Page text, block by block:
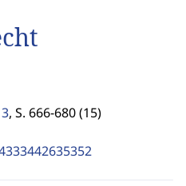
, S. 666-680 (15)